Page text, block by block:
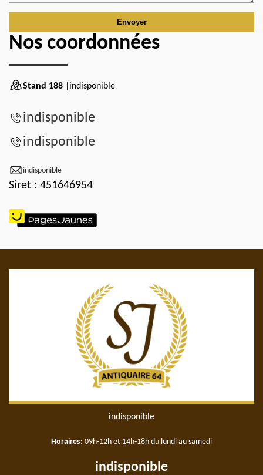
Nos coordonnées
Stand 188 |indisponible
indisponible
indisponible
indisponible
Siret : 451646954
indisponible
Horaires: 09h-12h et 14h-18h du lundi au samedi
indisponible